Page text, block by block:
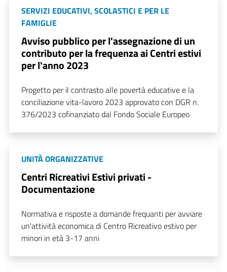
SERVIZI EDUCATIVI, SCOLASTICI E PER LE
FAMIGLIE
Avviso pubblico per l'assegnazione di un
contributo per la frequenza ai Centri estivi
per l'anno 2023
Progetto per il contrasto alle povertà educative e la
conciliazione vita-lavoro 2023 approvato con DGR n.
376/2023 cofinanziato dal Fondo Sociale Europeo
UNITÀ ORGANIZZATIVE
Centri Ricreativi Estivi privati -
Documentazione
Normativa e risposte a domande frequanti per avviare
un'attività economica di Centro Ricreativo estivo per
minori in età 3-17 anni